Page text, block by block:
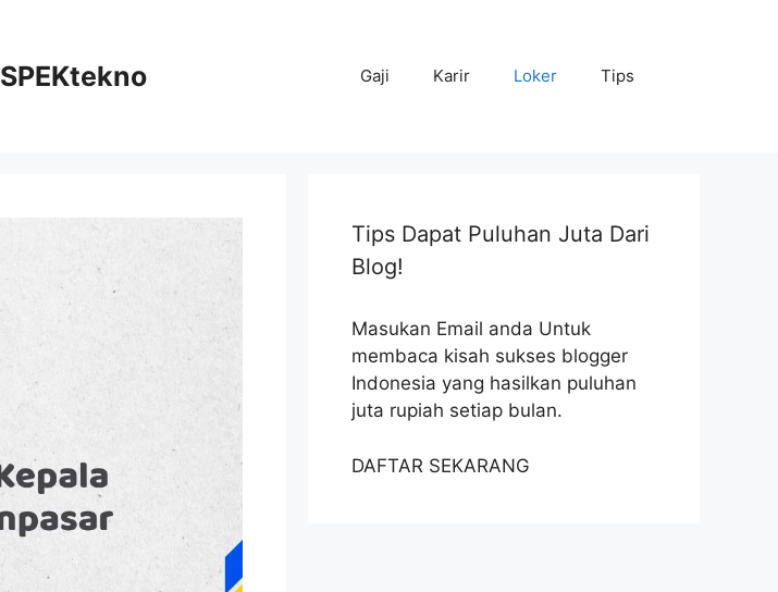
SPEKtekno Gaji Karir Loker Tips
Tips Dapat Puluhan Juta Dari
Blog!
Masukan Email anda Untuk
membaca kisah sukses blogger
Indonesia yang hasilkan puluhan
juta rupiah setiap bulan.
DAFTAR SEKARANG